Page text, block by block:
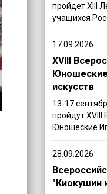
пройдет XIII
учащихся
17.09.2026
XVIII
искусств
13-17
пройдут XVIII
Юношеские
28.09.2026
"Киокушин